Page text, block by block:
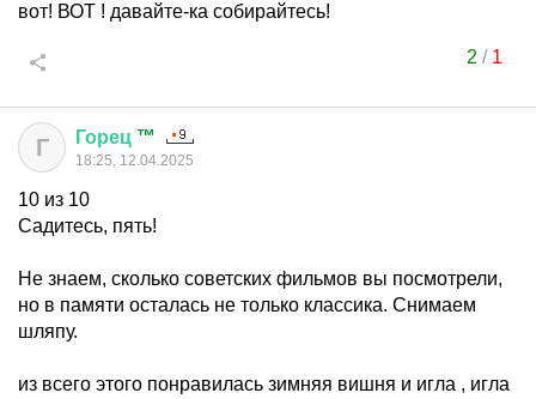
вот! ВОТ ! давайте-ка собирайтесь!
2 / 1
Г Горец ™
18:25, 12.04.2025
10 из 10
Садитесь, пять!
Не знаем, сколько советских фильмов вы посмотрели,
но в памяти осталась не только классика. Снимаем
шляпу.
из всего этого понравилась зимняя вишня и игла , игла